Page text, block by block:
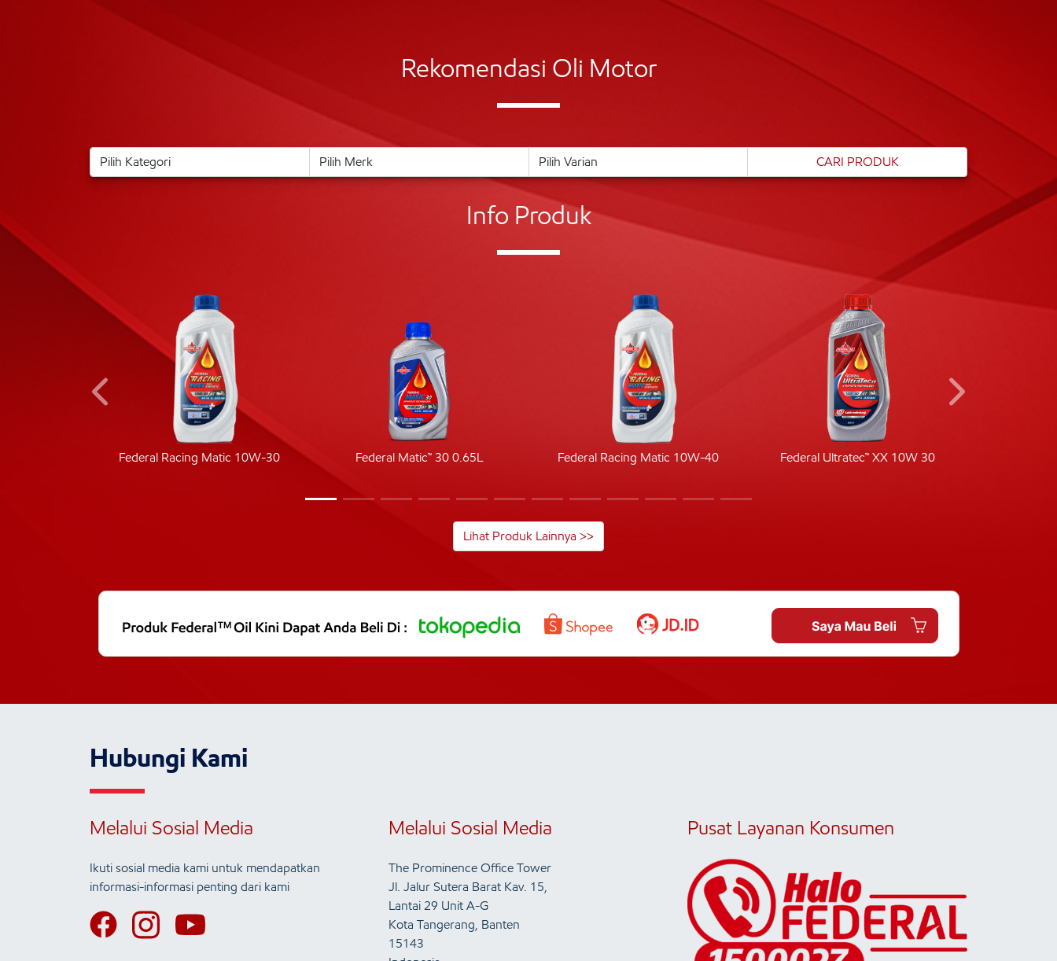
Rekomendasi Oli Motor
Info Produk
Federal Racing Matic 10W-30 Federal Matic™ 30 0.65L Federal Racing Matic 10W-40 Federal Ultratec™ XX 10W 30
Lihat Produk Lainnya >>
Hubungi Kami
Melalui Sosial Media
Ikuti sosial media kami untuk mendapatkan
informasi-informasi penting dari kami
Melalui Sosial Media
The Prominence Office Tower
Jl. Jalur Sutera Barat Kav. 15,
Lantai 29 Unit A-G
Kota Tangerang, Banten
15143
Pusat Layanan Konsumen